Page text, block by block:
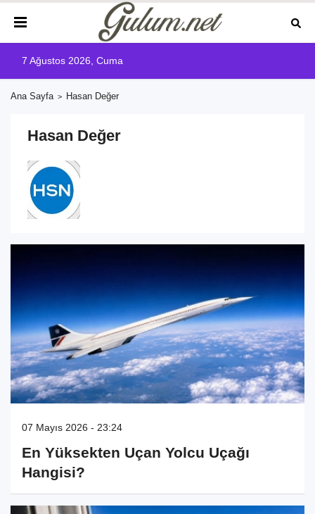
7 Ağustos 2026, Cuma
Ana Sayfa Hasan Değer
Hasan Değer
07 Mayıs 2026 - 23:24
En Yüksekten Uçan Yolcu Uçağı
Hangisi?